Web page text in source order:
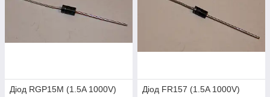
Діод RGP15M (1.5A 1000V)
Діод FR157 (1.5A 1000V)